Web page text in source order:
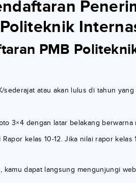
PMB
sederajat atau akan lulus di tahun
3×4 dengan latar belakang berwarna
kelas 10-12. Jika nilai rapor
kamu dapat langsung mengunjungi